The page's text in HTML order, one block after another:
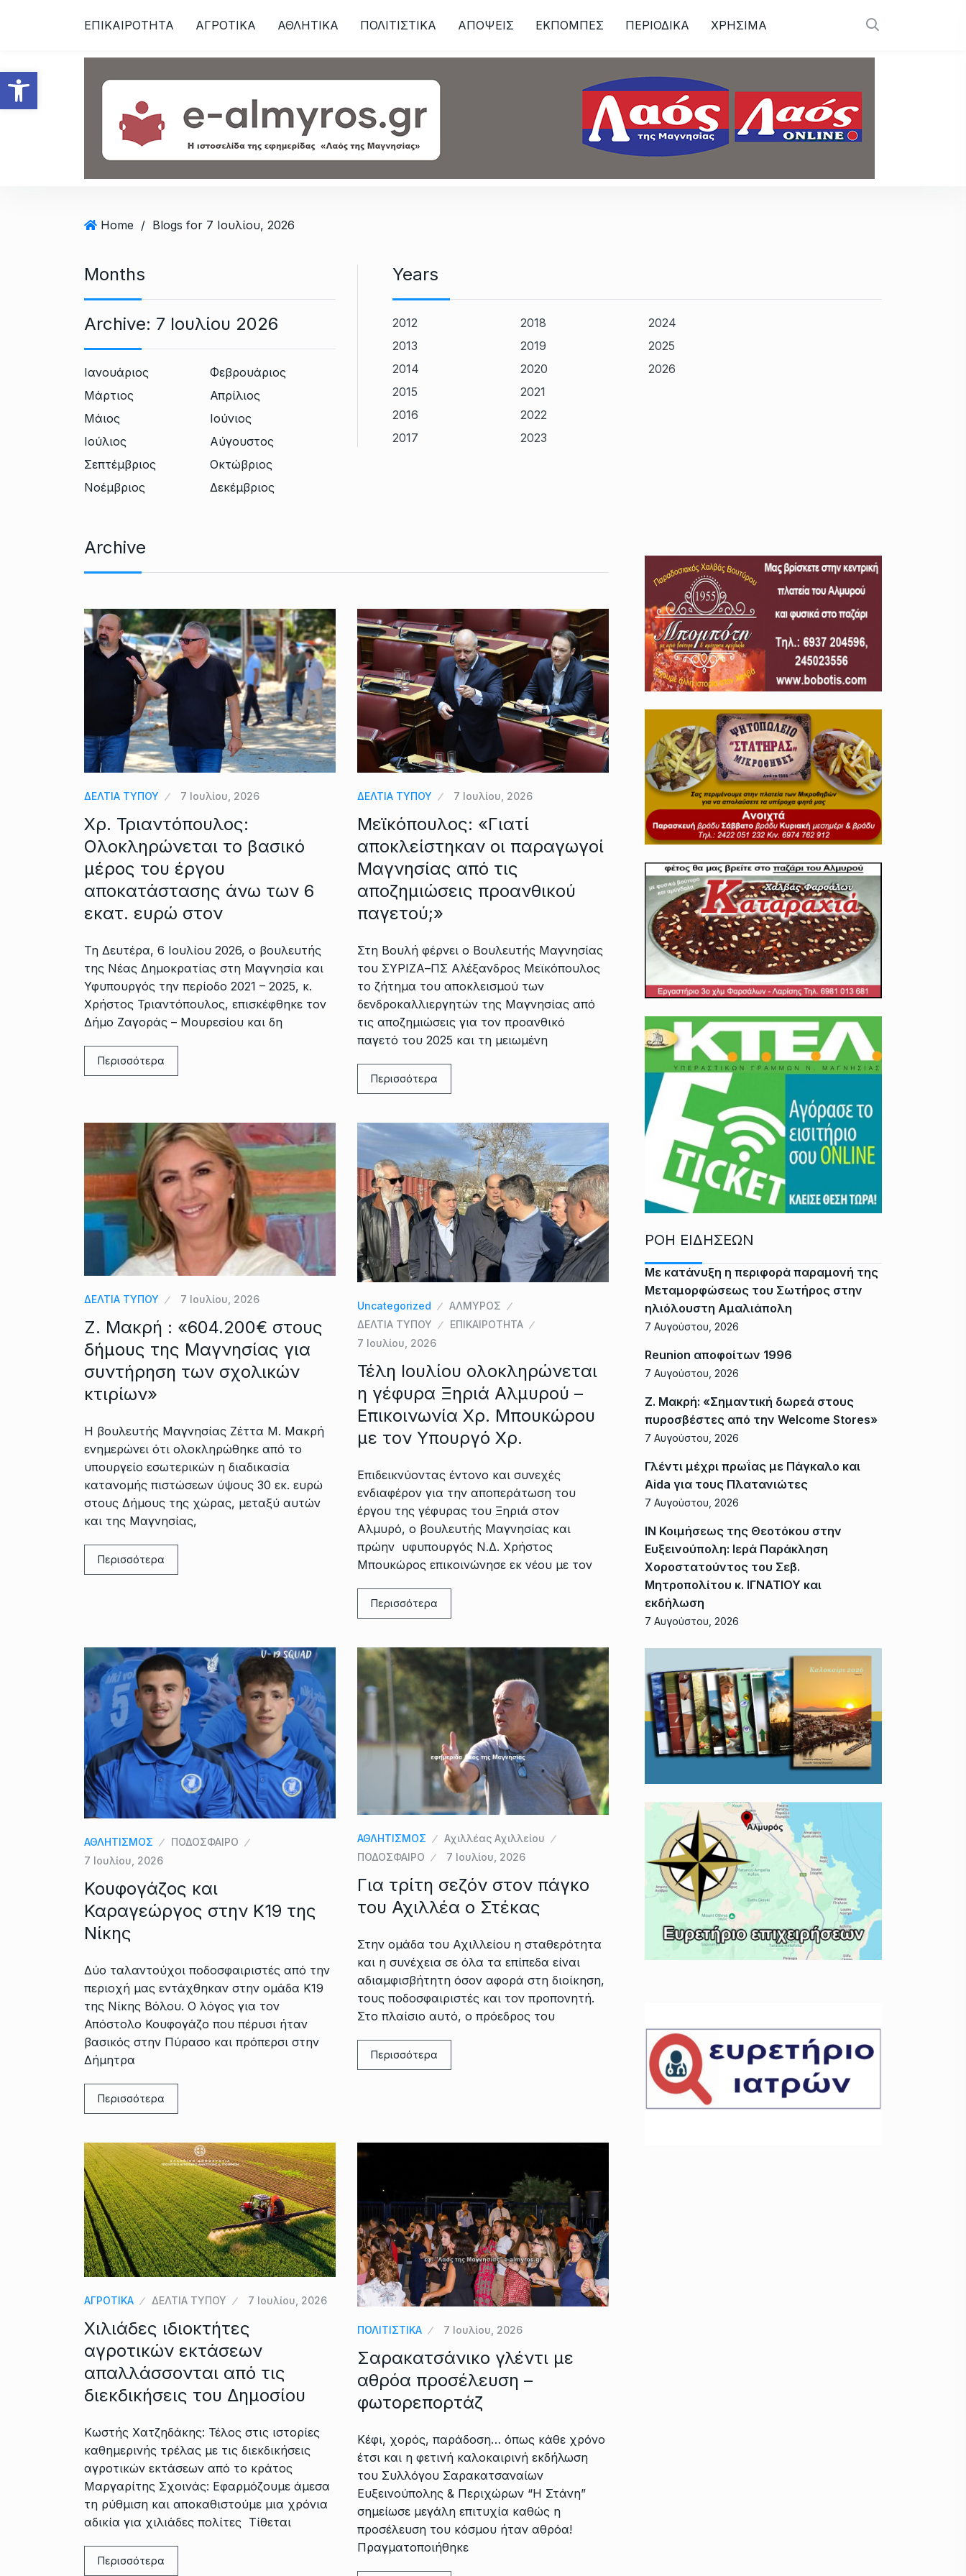
Ανοίξτε τη γραμμή εργαλείων
ΕΠΙΚΑΙΡΟΤΗΤΑ ΑΓΡΟΤΙΚΑ ΑΘΛΗΤΙKA ΠΟΛΙΤΙΣΤΙΚΑ ΑΠΟΨΕΙΣ ΕΚΠΟΜΠΕΣ ΠΕΡΙΟΔΙΚΑ ΧΡΗΣΙΜΑ
Home / Blogs for 7 Ιουλίου, 2026
Months
Archive: 7 Ιουλίου 2026
Ιανουάριος
Φεβρουάριος
Μάρτιος
Απρίλιος
Μάιος
Ιούνιος
Ιούλιος
Αύγουστος
Σεπτέμβριος
Οκτώβριος
Νοέμβριος
Δεκέμβριος
Years
2012
2013
2014
2015
2016
2017
2018
2019
2020
2021
2022
2023
2024
2025
2026
Archive
ΔΕΛΤΙΑ ΤΥΠΟΥ 7 Ιουλίου, 2026
Χρ. Τριαντόπουλος:
Ολοκληρώνεται το βασικό
μέρος του έργου
αποκατάστασης άνω των 6
εκατ. ευρώ στον
Τη Δευτέρα, 6 Ιουλίου 2026, ο βουλευτής
της Νέας Δημοκρατίας στη Μαγνησία και
Υφυπουργός την περίοδο 2021 – 2025, κ.
Χρήστος Τριαντόπουλος, επισκέφθηκε τον
Δήμο Ζαγοράς – Μουρεσίου και δη
Περισσότερα
ΔΕΛΤΙΑ ΤΥΠΟΥ 7 Ιουλίου, 2026
Μεϊκόπουλος: «Γιατί
αποκλείστηκαν οι παραγωγοί
Μαγνησίας από τις
αποζημιώσεις προανθικού
παγετού;»
Στη Βουλή φέρνει ο Βουλευτής Μαγνησίας
του ΣΥΡΙΖΑ–ΠΣ Αλέξανδρος Μεϊκόπουλος
το ζήτημα του αποκλεισμού των
δενδροκαλλιεργητών της Μαγνησίας από
τις αποζημιώσεις για τον προανθικό
παγετό του 2025 και τη μειωμένη
Περισσότερα
ΔΕΛΤΙΑ ΤΥΠΟΥ 7 Ιουλίου, 2026
Ζ. Μακρή : «604.200€ στους
δήμους της Μαγνησίας για
συντήρηση των σχολικών
κτιρίων»
H βουλευτής Μαγνησίας Ζέττα Μ. Μακρή
ενημερώνει ότι ολοκληρώθηκε από το
υπουργείο εσωτερικών η διαδικασία
κατανομής πιστώσεων ύψους 30 εκ. ευρώ
στους Δήμους της χώρας, μεταξύ αυτών
και της Μαγνησίας,
Περισσότερα
Uncategorized
ΑΛΜΥΡΟΣ
ΔΕΛΤΙΑ ΤΥΠΟΥ
ΕΠΙΚΑΙΡΟΤΗΤΑ
7 Ιουλίου, 2026
Τέλη Ιουλίου ολοκληρώνεται
η γέφυρα Ξηριά Αλμυρού –
Επικοινωνία Χρ. Μπουκώρου
με τον Υπουργό Χρ.
Επιδεικνύοντας έντονο και συνεχές
ενδιαφέρον για την αποπεράτωση του
έργου της γέφυρας του Ξηριά στον
Αλμυρό, ο βουλευτής Μαγνησίας και
πρώην υφυπουργός Ν.Δ. Χρήστος
Μπουκώρος επικοινώνησε εκ νέου με τον
Περισσότερα
ΑΘΛΗΤΙΣΜΟΣ
ΠΟΔΟΣΦΑΙΡΟ
7 Ιουλίου, 2026
Κουφογάζος και
Καραγεώργος στην Κ19 της
Νίκης
Δύο ταλαντούχοι ποδοσφαιριστές από την
περιοχή μας εντάχθηκαν στην ομάδα Κ19
της Νίκης Βόλου. Ο λόγος για τον
Απόστολο Κουφογάζο που πέρυσι ήταν
βασικός στην Πύρασο και πρόπερσι στην
Δήμητρα
Περισσότερα
ΑΘΛΗΤΙΣΜΟΣ
Αχιλλέας Αχιλλείου
ΠΟΔΟΣΦΑΙΡΟ
7 Ιουλίου, 2026
Για τρίτη σεζόν στον πάγκο
του Αχιλλέα ο Στέκας
Στην ομάδα του Αχιλλείου η σταθερότητα
και η συνέχεια σε όλα τα επίπεδα είναι
αδιαμφισβήτητη όσον αφορά στη διοίκηση,
τους ποδοσφαιριστές και τον προπονητή.
Στο πλαίσιο αυτό, ο πρόεδρος του
Περισσότερα
ΑΓΡΟΤΙΚΑ ΔΕΛΤΙΑ ΤΥΠΟΥ 7 Ιουλίου, 2026
Χιλιάδες ιδιοκτήτες
αγροτικών εκτάσεων
απαλλάσσονται από τις
διεκδικήσεις του Δημοσίου
Κωστής Χατζηδάκης: Τέλος στις ιστορίες
καθημερινής τρέλας με τις διεκδικήσεις
αγροτικών εκτάσεων από το κράτος
Μαργαρίτης Σχοινάς: Εφαρμόζουμε άμεσα
τη ρύθμιση και αποκαθιστούμε μια χρόνια
αδικία για χιλιάδες πολίτες Τίθεται
Περισσότερα
ΠΟΛΙΤΙΣΤΙΚΑ 7 Ιουλίου, 2026
Σαρακατσάνικο γλέντι με
αθρόα προσέλευση –
φωτορεπορτάζ
Κέφι, χορός, παράδοση… όπως κάθε χρόνο
έτσι και η φετινή καλοκαιρινή εκδήλωση
του Συλλόγου Σαρακατσαναίων
Ευξεινούπολης & Περιχώρων “Η Στάνη”
σημείωσε μεγάλη επιτυχία καθώς η
προσέλευση του κόσμου ήταν αθρόα!
Πραγματοποιήθηκε
ΡΟΗ ΕΙΔΗΣΕΩΝ
Με κατάνυξη η περιφορά παραμονή της
Μεταμορφώσεως του Σωτήρος στην
ηλιόλουστη Αμαλιάπολη
7 Αυγούστου, 2026
Reunion αποφοίτων 1996
7 Αυγούστου, 2026
Ζ. Μακρή: «Σημαντική δωρεά στους
πυροσβέστες από την Welcome Stores»
7 Αυγούστου, 2026
Γλέντι μέχρι πρωΐας με Πάγκαλο και
Aida για τους Πλατανιώτες
7 Αυγούστου, 2026
ΙΝ Κοιμήσεως της Θεοτόκου στην
Ευξεινούπολη: Ιερά Παράκληση
Χοροστατούντος του Σεβ.
Μητροπολίτου κ. ΙΓΝΑΤΙΟΥ και
εκδήλωση
7 Αυγούστου, 2026